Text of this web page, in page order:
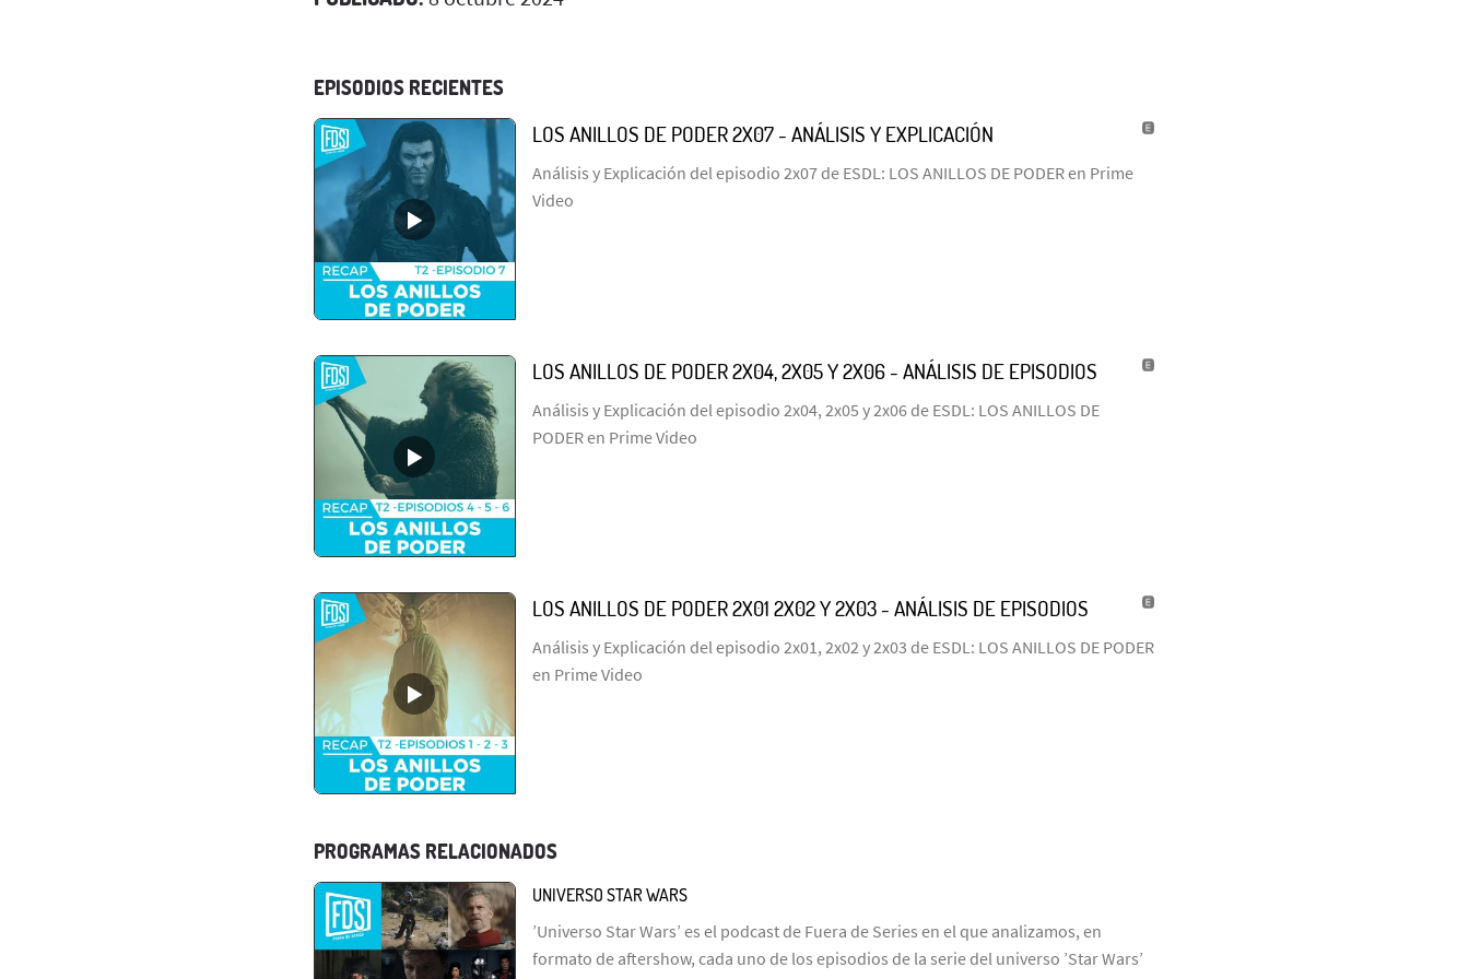
EPISODIOS RECIENTES
LOS ANILLOS DE PODER 2X07 - ANÁLISIS Y EXPLICACIÓN
Análisis y Explicación del episodio 2x07 de ESDL: LOS ANILLOS DE PODER en Prime
Video
LOS ANILLOS DE PODER 2X04, 2X05 Y 2X06 - ANÁLISIS DE EPISODIOS
Análisis y Explicación del episodio 2x04, 2x05 y 2x06 de ESDL: LOS ANILLOS DE
PODER en Prime Video
LOS ANILLOS DE PODER 2X01 2X02 Y 2X03 - ANÁLISIS DE EPISODIOS
Análisis y Explicación del episodio 2x01, 2x02 y 2x03 de ESDL: LOS ANILLOS DE PODER
en Prime Video
PROGRAMAS RELACIONADOS
UNIVERSO STAR WARS
’Universo Star Wars’ es el podcast de Fuera de Series en el que analizamos, en
formato de aftershow, cada uno de los episodios de la serie del universo ’Star Wars’